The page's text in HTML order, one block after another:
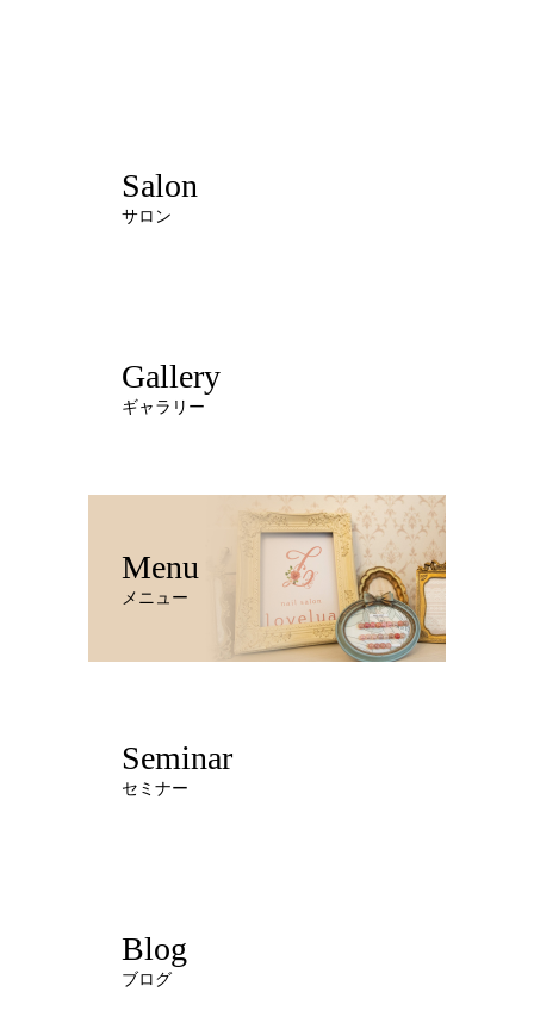
Salon
サロン
Gallery
ギャラリー
Menu
メニュー
Seminar
セミナー
Blog
ブログ